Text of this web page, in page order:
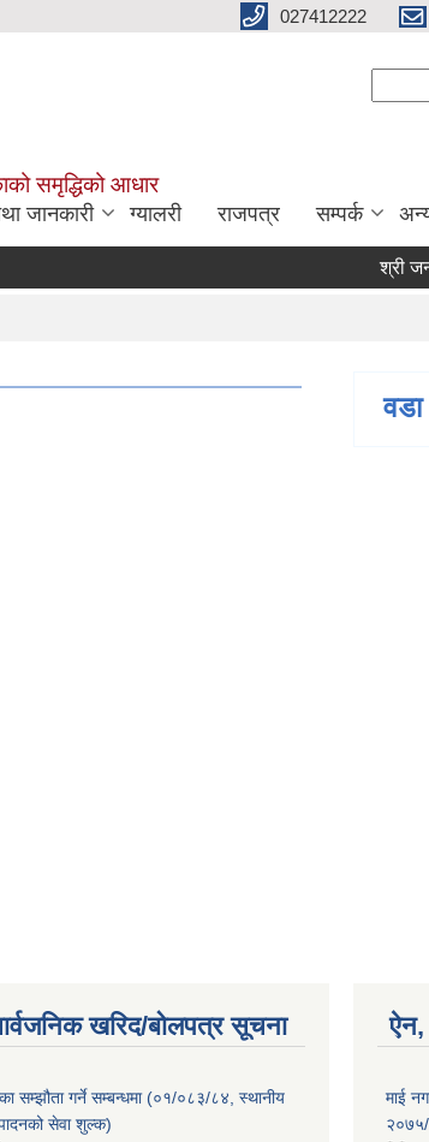
027412222
समृद्धिको आधार
जानकारी ग्यालरी राजपत्र सम्पर्क
श्री
वडा
खरिद/बोलपत्र सूचना
सम्झौता गर्ने सम्बन्धमा (०१/०८३/८४, स्थानीय
सेवा शुल्क)
ऐन,
माई